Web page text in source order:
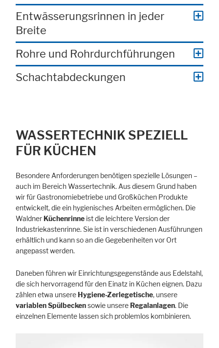
Entwässerungsrinnen in jeder
Breite
Rohre und Rohrdurchführungen
Schachtabdeckungen
WASSERTECHNIK SPEZIELL
FÜR KÜCHEN
Besondere Anforderungen benötigen spezielle Lösungen –
auch im Bereich Wassertechnik. Aus diesem Grund haben
wir für Gastronomiebetriebe und Großküchen Produkte
entwickelt, die ein hygienisches Arbeiten ermöglichen. Die
Waldner Küchenrinne ist die leichtere Version der
Industriekastenrinne. Sie ist in verschiedenen Ausführungen
erhältlich und kann so an die Gegebenheiten vor Ort
angepasst werden.
Daneben führen wir Einrichtungsgegenstände aus Edelstahl,
die sich hervorragend für den Einatz in Küchen eignen. Dazu
zählen etwa unsere Hygiene-Zerlegetische, unsere
variablen Spülbeckensowie unsere Regalanlagen. Die
einzelnen Elemente lassen sich problemlos kombinieren.